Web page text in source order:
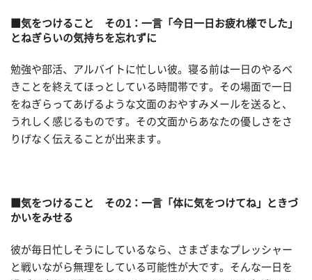
■気をつけること その1：一言「今日一日お疲れ様でした」
とねぎらいの気持ちを忘れずに
勉強や部活、アルバイトに忙しい彼。寝る前は一日のやるべ
きことを終えてほっとしている時間帯です。その場面で一日
をねぎらってあげるような文面のおやすみメールを送ると、
うれしく感じるものです。その文面からあなたの優しさをさ
りげなく伝えることが出来ます。
■気をつけること その2：一言「体に気をつけてね」ときづ
かいをみせる
彼が毎日忙しそうにしているなら、さまざまなプレッシャー
と戦いながら無理をしている可能性が大です。そんな一日を